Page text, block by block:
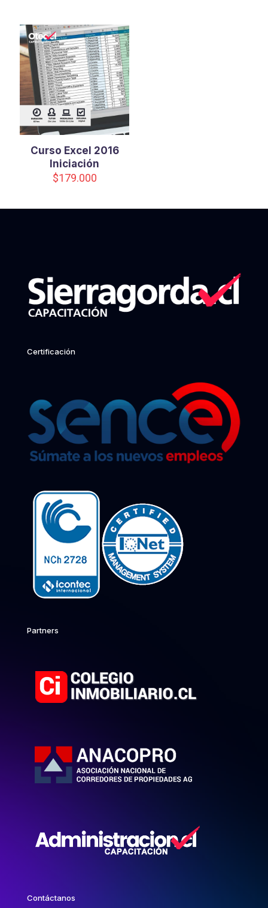
$295.000.$85.000.
Curso Excel 2016
Iniciación
$179.000
Certificación
Partners
Contáctanos